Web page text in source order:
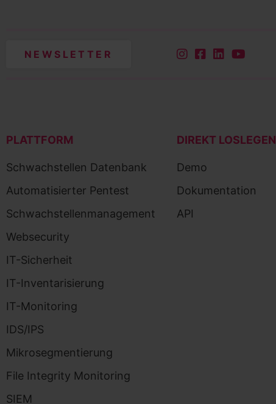
NEWSLETTER
PLATTFORM
Schwachstellen Datenbank
Automatisierter Pentest
Schwachstellenmanagement
Websecurity
IT-Sicherheit
IT-Inventarisierung
IT-Monitoring
IDS/IPS
Mikrosegmentierung
File Integrity Monitoring
SIEM
DIREKT LOSLEGEN
Demo
Dokumentation
API